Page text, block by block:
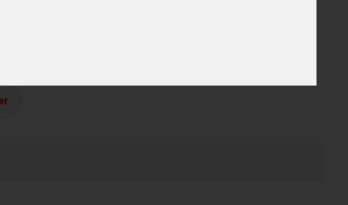
uit verschillende online verlanglijstjes.